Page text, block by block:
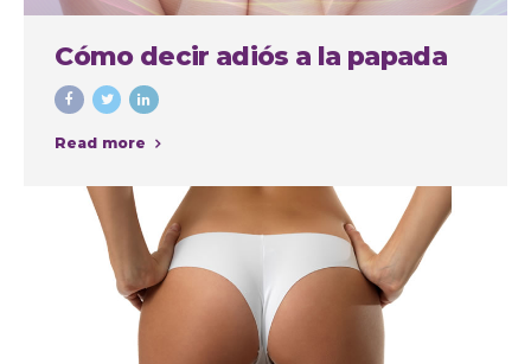
Cómo decir adiós a la papada
Read more